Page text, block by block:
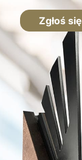
Zgłoś się